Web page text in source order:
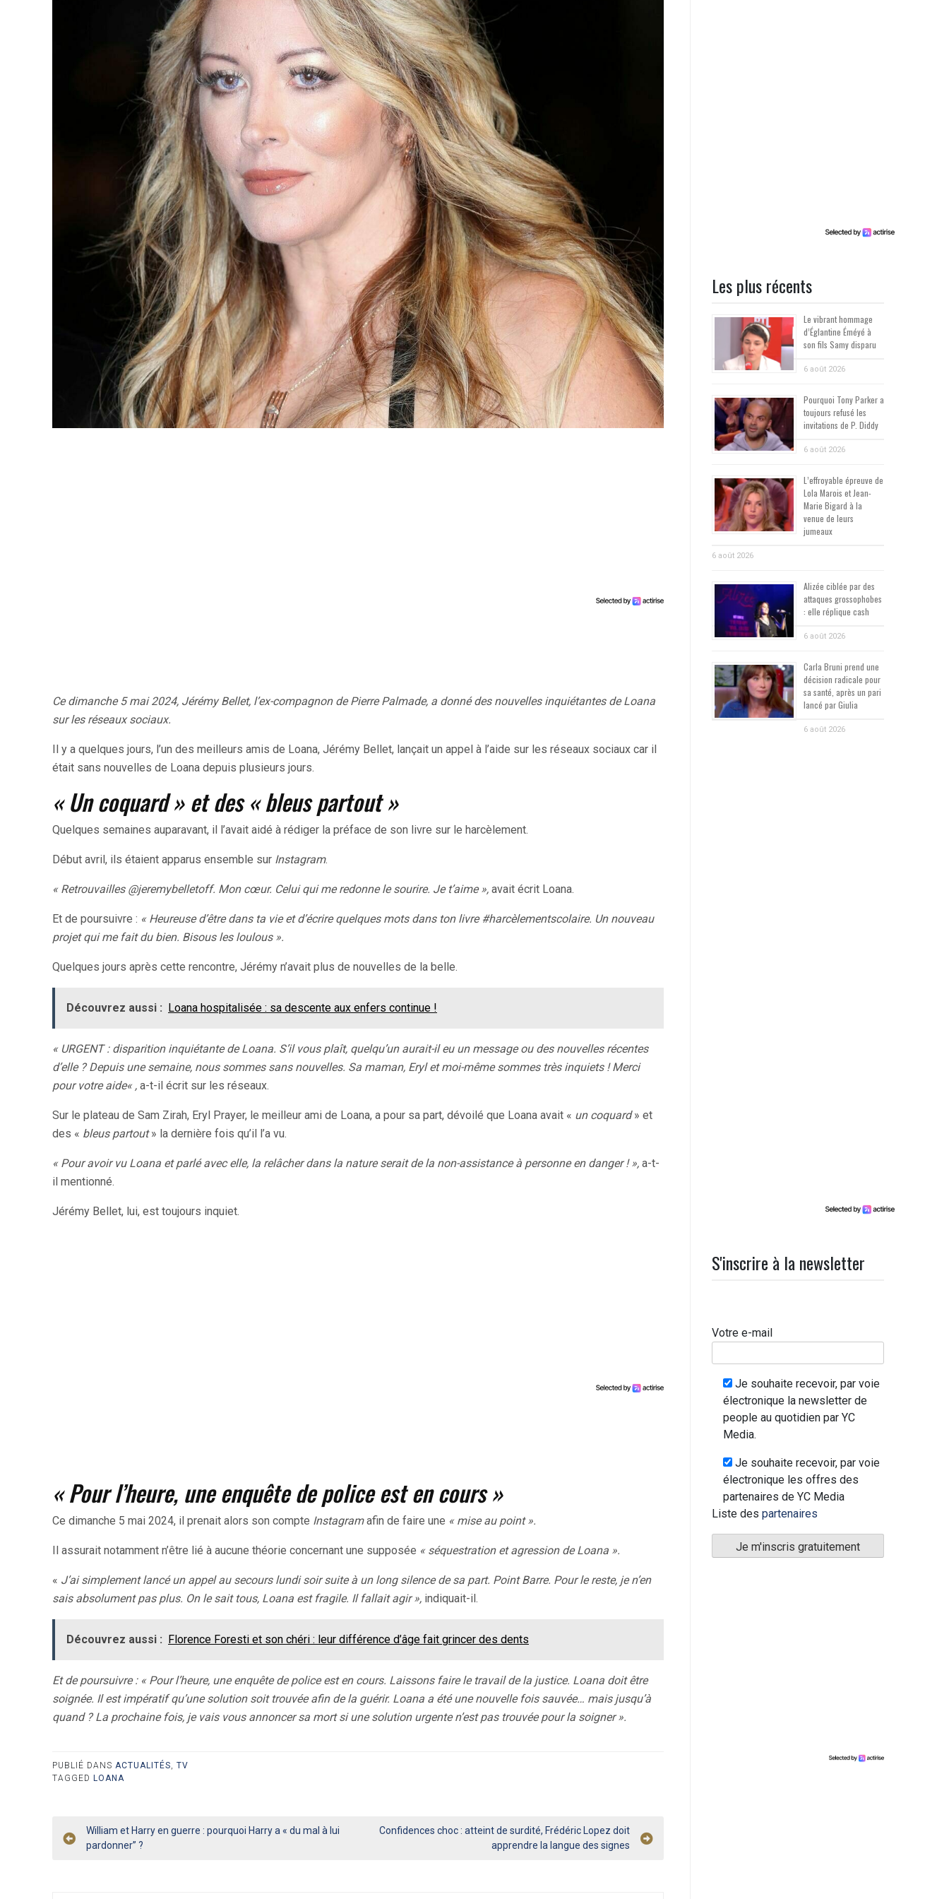
Ce dimanche 5 mai 2024, Jérémy Bellet, l’ex-compagnon de Pierre Palmade, a donné des nouvelles inquiétantes de Loana
sur les réseaux sociaux.
Il y a quelques jours, l’un des meilleurs amis de Loana, Jérémy Bellet, lançait un appel à l’aide sur les réseaux sociaux car il
était sans nouvelles de Loana depuis plusieurs jours.
« Un coquard » et des « bleus partout »
Quelques semaines auparavant, il l’avait aidé à rédiger la préface de son livre sur le harcèlement.
Début avril, ils étaient apparus ensemble sur Instagram.
« Retrouvailles @jeremybelletoff. Mon cœur. Celui qui me redonne le sourire. Je t’aime », avait écrit Loana.
Et de poursuivre : « Heureuse d’être dans ta vie et d’écrire quelques mots dans ton livre #harcèlementscolaire. Un nouveau
projet qui me fait du bien. Bisous les loulous ».
Quelques jours après cette rencontre, Jérémy n’avait plus de nouvelles de la belle.
Découvrez aussi : Loana hospitalisée : sa descente aux enfers continue !
« URGENT : disparition inquiétante de Loana. S’il vous plaît, quelqu’un aurait-il eu un message ou des nouvelles récentes
d’elle ?Depuis une semaine, nous sommes sans nouvelles. Sa maman, Eryl et moi-même sommes très inquiets ! Merci
pour votre aide« , a-t-il écrit sur les réseaux.
Sur le plateau de Sam Zirah, Eryl Prayer, le meilleur ami de Loana, a pour sa part, dévoilé que Loana avait « un coquard» et
des « bleus partout» la dernière fois qu’il l’a vu.
« Pour avoir vu Loana et parlé avec elle, la relâcher dans la nature serait de la non-assistance à personne en danger ! », a-t-
il mentionné.
Jérémy Bellet, lui, est toujours inquiet.
« Pour l’heure, une enquête de police est en cours »
Ce dimanche 5 mai 2024, il prenait alors son compte Instagramafin de faire une « mise au point ».
Il assurait notamment n’être lié à aucune théorie concernant une supposée « séquestration et agression de Loana ».
« J’ai simplement lancé un appel au secours lundi soir suite à un long silence de sa part. Point Barre. Pour le reste, je n’en
sais absolument pas plus. On le sait tous, Loana est fragile. Il fallait agir », indiquait-il.
Découvrez aussi : Florence Foresti et son chéri : leur différence d’âge fait grincer des dents
Et de poursuivre : « Pour l’heure, une enquête de police est en cours. Laissons faire le travail de la justice. Loana doit être
soignée. Il est impératif qu’une solution soit trouvée afin de la guérir. Loana a été une nouvelle fois sauvée… mais jusqu’à
quand ? La prochaine fois, je vais vous annoncer sa mort si une solution urgente n’est pas trouvée pour la soigner ».
PUBLIÉ DANS ACTUALITÉS, TV
TAGGED LOANA
Navigation
William et Harry en guerre : pourquoi Harry a « du mal à lui
pardonner” ?
Confidences choc : atteint de surdité, Frédéric Lopez doit
apprendre la langue des signes
Les plus récents
Le vibrant hommage
d’Églantine Éméyé à
son fils Samy disparu
6 août 2026
Pourquoi Tony Parker a
toujours refusé les
invitations de P. Diddy
6 août 2026
L’effroyable épreuve de
Lola Marois et Jean-
Marie Bigard à la
venue de leurs
jumeaux
6 août 2026
Alizée ciblée par des
attaques grossophobes
: elle réplique cash
6 août 2026
Carla Bruni prend une
décision radicale pour
sa santé, après un pari
lancé par Giulia
6 août 2026
S'inscrire à la newsletter
Votre e-mail
Je souhaite recevoir, par voie
électronique la newsletter de
people au quotidien par YC
Media.
Je souhaite recevoir, par voie
électronique les offres des
partenaires de YC Media
Liste des partenaires